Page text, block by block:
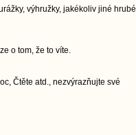
výhružky, jakékoliv jiné hrubé
o tom, že to víte.
Čtěte atd., nezvýrazňujte své